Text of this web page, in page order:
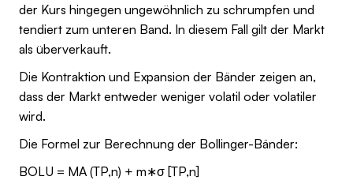
der Kurs hingegen ungewöhnlich zu schrumpfen und
tendiert zum unteren Band. In diesem Fall gilt der Markt
als überverkauft.
Die Kontraktion und Expansion der Bänder zeigen an,
dass der Markt entweder weniger volatil oder volatiler
wird.
Die Formel zur Berechnung der Bollinger-Bänder:
BOLU = MA (TP,n) + m∗σ [TP,n]